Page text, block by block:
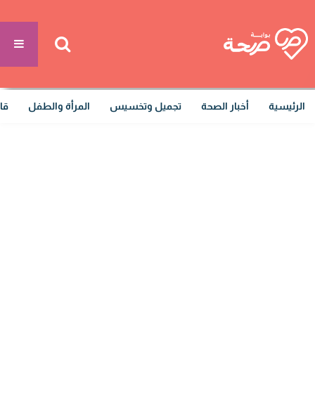
الرئيسية أخبار الصحة تجميل وتخسيس المرأة والطفل